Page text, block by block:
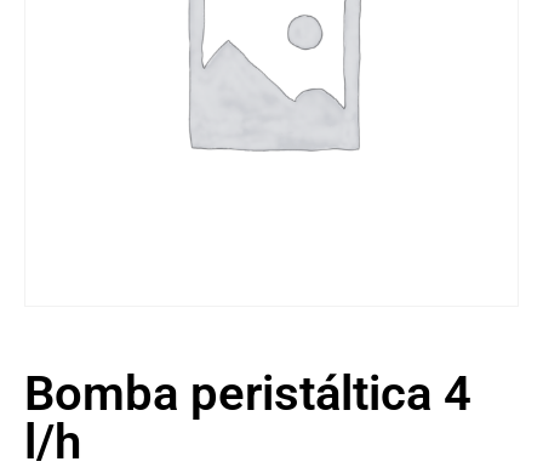
Bomba peristáltica 4
l/h